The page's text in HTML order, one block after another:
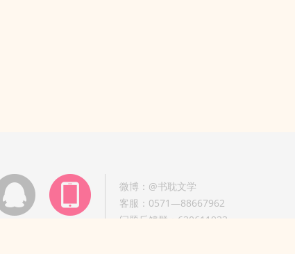
微博：@书耽文学
客服：0571—88667962
问题反馈群：630611933